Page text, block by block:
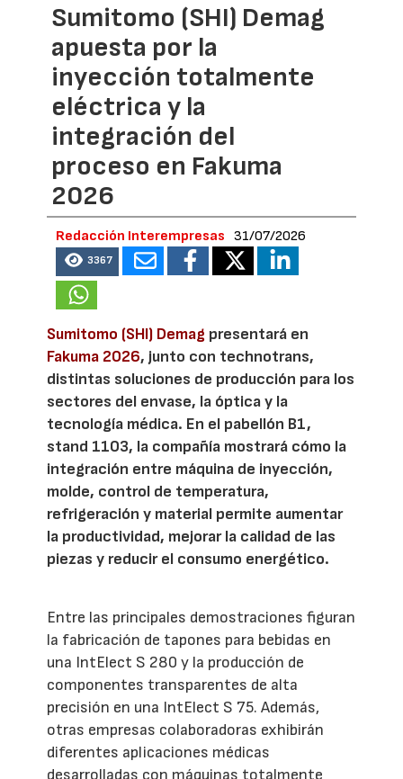
Sumitomo (SHI) Demag
apuesta por la
inyección totalmente
eléctrica y la
integración del
proceso en Fakuma
2026
Redacción Interempresas 31/07/2026
3367
Sumitomo (SHI) Demag presentará en
Fakuma 2026, junto con technotrans,
distintas soluciones de producción para los
sectores del envase, la óptica y la
tecnología médica. En el pabellón B1,
stand 1103, la compañía mostrará cómo la
integración entre máquina de inyección,
molde, control de temperatura,
refrigeración y material permite aumentar
la productividad, mejorar la calidad de las
piezas y reducir el consumo energético.
Entre las principales demostraciones figuran
la fabricación de tapones para bebidas en
una IntElect S 280 y la producción de
componentes transparentes de alta
precisión en una IntElect S 75. Además,
otras empresas colaboradoras exhibirán
diferentes aplicaciones médicas
desarrolladas con máquinas totalmente